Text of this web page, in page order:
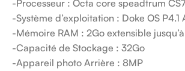
-Processeur : Octa core speadtrum
-Système d’exploitation : Doke OS P4.1
-Mémoire RAM : 2Go extensible
-Capacité de Stockage : 32Go
-Appareil photo Arrière : 8MP